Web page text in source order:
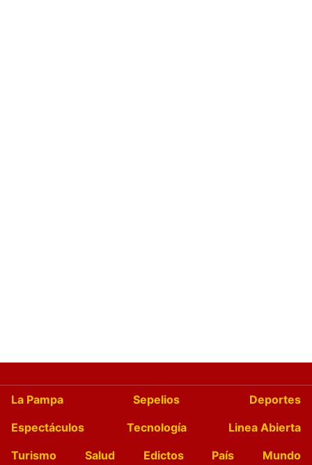
La Pampa Sepelios
Deportes
Espectáculos
Tecnología
Linea Abierta
Turismo
Salud Edictos País
Mundo